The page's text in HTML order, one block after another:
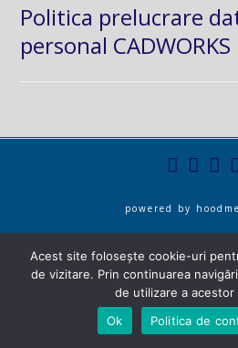
Politica prelucrare
personal CADWORKS
powered by
Acest site folosește cookie-uri
de vizitare. Prin continuarea
de utilizare a acestor
Ok
Politica de